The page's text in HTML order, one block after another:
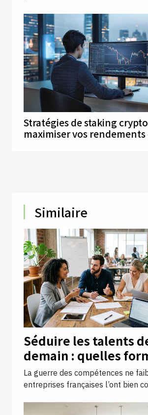
Stratégies de staking
maximiser vos rendements
Similaire
Séduire les talents
demain : quelles
valoriser au sein de
entreprise ?
La guerre des compétences ne
entreprises françaises l’ont bien